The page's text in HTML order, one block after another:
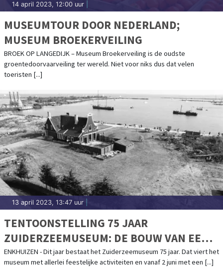
14 april 2023, 12:00 uur
MUSEUMTOUR DOOR NEDERLAND;
MUSEUM BROEKERVEILING
BROEK OP LANGEDIJK – Museum Broekerveiling is de oudste
groentedoorvaarveiling ter wereld. Niet voor niks dus dat velen
toeristen [...]
13 april 2023, 13:47 uur
TENTOONSTELLING 75 JAAR
ZUIDERZEEMUSEUM: DE BOUW VAN EEN
BUITENGEWOON BIJZONDER
MUSEUMDORP
ENKHUIZEN - Dit jaar bestaat het Zuiderzeemuseum 75 jaar. Dat viert het
museum met allerlei feestelijke activiteiten en vanaf 2 juni met een [...]